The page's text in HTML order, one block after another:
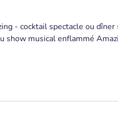
- cocktail spectacle ou
show musical enflammé